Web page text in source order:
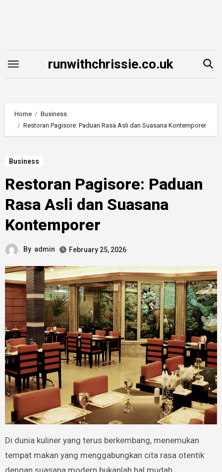
runwithchrissie.co.uk
Home
Business
Restoran Pagisore: Paduan Rasa Asli dan Suasana Kontemporer
Business
Restoran Pagisore: Paduan
Rasa Asli dan Suasana
Kontemporer
By admin February 25, 2026
Di dunia kuliner yang terus berkembang, menemukan
tempat makan yang menggabungkan cita rasa otentik